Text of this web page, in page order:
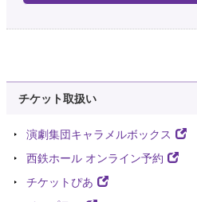
チケット取扱い
演劇集団キャラメルボックス
西鉄ホール オンライン予約
チケットぴあ